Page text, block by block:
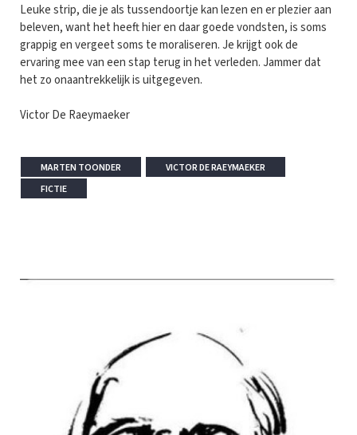
Leuke strip, die je als tussendoortje kan lezen en er plezier aan
beleven, want het heeft hier en daar goede vondsten, is soms
grappig en vergeet soms te moraliseren. Je krijgt ook de
ervaring mee van een stap terug in het verleden. Jammer dat
het zo onaantrekkelijk is uitgegeven.
Victor De Raeymaeker
MARTEN TOONDER
VICTOR DE RAEYMAEKER
FICTIE